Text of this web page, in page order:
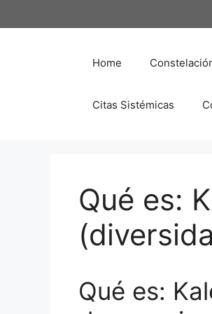
al
Home
Citas Sistémicas
Qué es:
Qué es: